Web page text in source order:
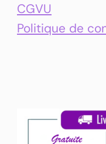
CGVU
Politique de